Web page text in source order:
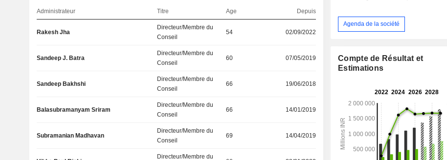
Administrateur Titre Age Depuis
Rakesh Jha
Directeur/Membre du
Conseil
54 02/09/2022
Sandeep J. Batra
Directeur/Membre du
Conseil
60 07/05/2019
Sandeep Bakhshi
Directeur/Membre du
Conseil
66 19/06/2018
Balasubramanyam Sriram
Directeur/Membre du
Conseil
66 14/01/2019
Subramanian Madhavan
Directeur/Membre du
Conseil
69 14/04/2019
Directeur/Membre du
Agenda de la société
Compte de Résultat et
Estimations